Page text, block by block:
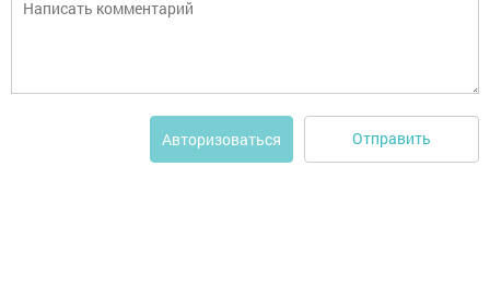
Авторизоваться Отправить